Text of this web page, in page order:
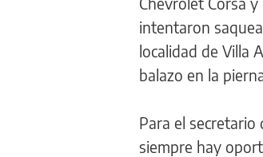
intentaron
localidad de Villa
balazo en la
Para el
siempre hay